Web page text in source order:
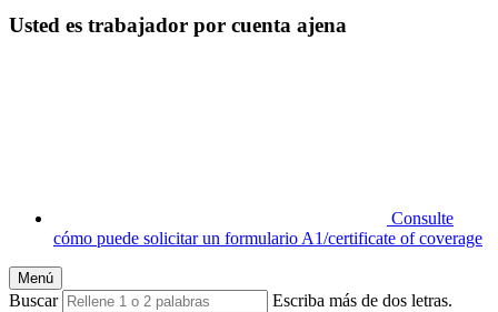
Usted es trabajador por cuenta ajena
Consulte
cómo puede solicitar un formulario A1/certificate of coverage
Menú
Buscar Escriba más de dos letras.